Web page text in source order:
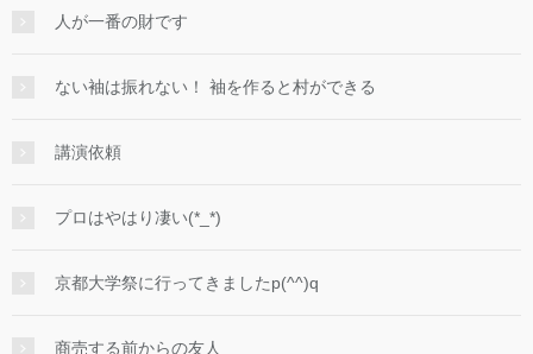
人が一番の財です
ない袖は振れない！ 袖を作ると村ができる
講演依頼
プロはやはり凄い(*_*)
京都大学祭に行ってきましたp(^^)q
商売する前からの友人